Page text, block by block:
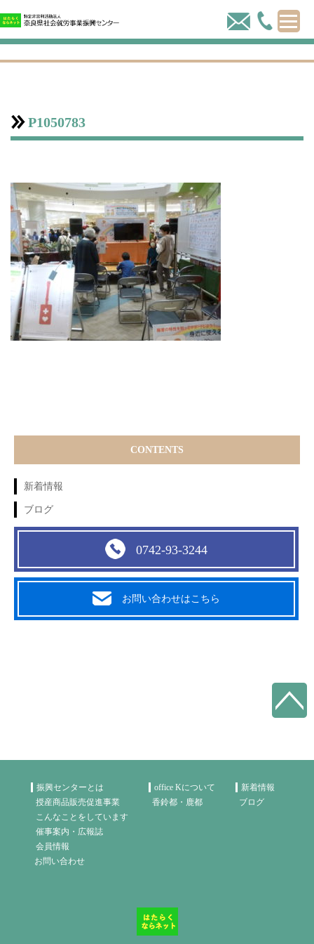
P1050783
CONTENTS
新着情報
ブログ
0742-93-3244
お問い合わせはこちら
振興センターとは
授産商品販売促進事業
こんなことをしています
催事案内・広報誌
会員情報
お問い合わせ
office Kについて
香鈴都・鹿都
新着情報
ブログ